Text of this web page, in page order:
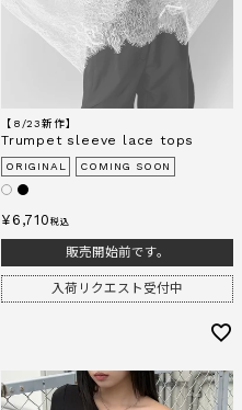
【8/23新作】
Trumpet sleeve lace tops
ORIGINAL COMING SOON
¥ 6,710 税込
販売開始前です。
入荷リクエスト受付中